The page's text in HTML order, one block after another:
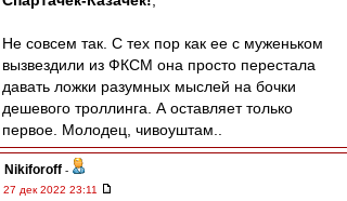
Не совсем так. С тех пор как ее с муженьком
вызвездили из ФКСМ она просто перестала
давать ложки разумных мыслей на бочки
дешевого троллинга. А оставляет только
первое. Молодец, чивоуштам..
Nikiforoff -
27 дек 2022 23:11